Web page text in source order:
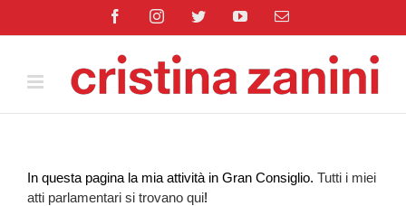
FacebookInstagramTwitterYouTubeEmail
In questa pagina la mia attività in Gran Consiglio. Tutti i miei
atti parlamentari si trovano qui!